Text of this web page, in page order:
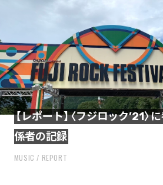
【レポート】〈フジロック’21〉
係者の記録
MUSIC REPORT